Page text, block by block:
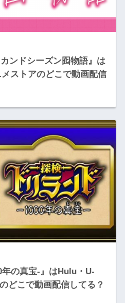
ンドシーズン囮物語』は
ストアのどこで動画配信
年の真宝-』はHulu・U-
どこで動画配信してる？